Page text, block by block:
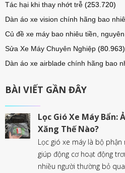
Tác hại khi thay nhớt trễ (253.720)
Dàn áo xe vision chính hãng bao
Củ đề xe máy bao nhiêu tiền,
Sửa Xe Máy Chuyên Nghiệp (80.963)
Dàn áo xe airblade chính hãng bao
BÀI VIẾT GẦN ĐÂY
Lọc Gió Xe Máy Bẩn:
Xăng Thế Nào?
Lọc gió xe máy là bộ
giúp động cơ hoạt động
nhiều người thường bỏ